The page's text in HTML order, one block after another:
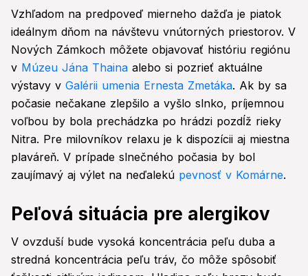
Vzhľadom na predpoveď mierneho dažďa je piatok
ideálnym dňom na návštevu vnútorných priestorov. V
Nových Zámkoch môžete objavovať históriu regiónu
v Múzeu Jána Thaina alebo si pozrieť aktuálne
výstavy v Galérii umenia Ernesta Zmetáka. Ak by sa
počasie nečakane zlepšilo a vyšlo slnko, príjemnou
voľbou by bola prechádzka po hrádzi pozdĺž rieky
Nitra. Pre milovníkov relaxu je k dispozícii aj miestna
plaváreň. V prípade slnečného počasia by bol
zaujímavý aj výlet na neďalekú pevnosť v Komárne.
Peľová situácia pre alergikov
V ovzduší bude vysoká koncentrácia peľu duba a
stredná koncentrácia peľu tráv, čo môže spôsobiť